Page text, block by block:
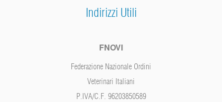
Indirizzi Utili
FNOVI
Federazione Nazionale Ordini
Veterinari Italiani
P.IVA/C.F. 96203850589